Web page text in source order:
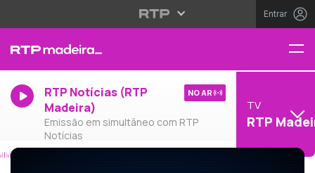
Entrar
RTP Notícias (RTP
Madeira)
Emissão em simultâneo com RTP
Notícias
NO AR
TV
RTP